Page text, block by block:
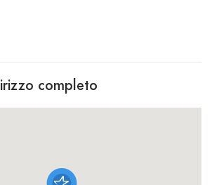
completo